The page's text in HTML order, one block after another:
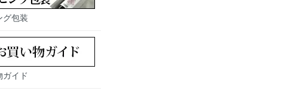
グ包装
ガイド